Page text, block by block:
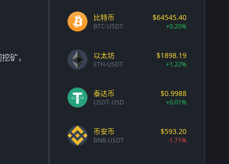
矿，
比特币
BTC-USDT
$64545.40
+0.20%
以太坊
ETH-USDT
$1898.19
+1.22%
泰达币
USDT-USD
$0.9988
+0.01%
币安币
BNB-USDT
$593.20
-1.71%